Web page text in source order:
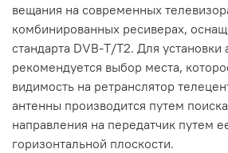
вещания на современных
комбинированных ресиверах,
стандарта DVB-T/T2. Для установки
рекомендуется выбор места,
видимость на ретранслятор
антенны производится путем
направления на передатчик путем
горизонтальной плоскости.